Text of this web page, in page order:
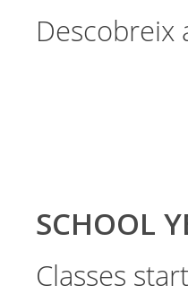
Descobreix
SCHOOL
Classes